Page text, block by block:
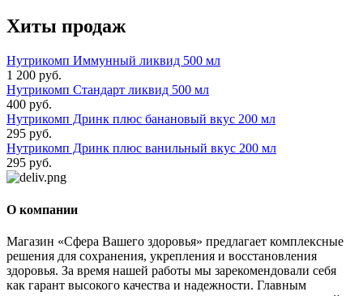
Хиты продаж
Нутрикомп Иммунный ликвид 500 мл
1 200 руб.
Нутрикомп Стандарт ликвид 500 мл
400 руб.
Нутрикомп Дринк плюс банановый вкус 200 мл
295 руб.
Нутрикомп Дринк плюс ванильный вкус 200 мл
295 руб.
О компании
Магазин «Сфера Вашего здоровья» предлагает комплексные
решения для сохранения, укрепления и восстановления
здоровья. За время нашей работы мы зарекомендовали себя
как гарант высокого качества и надежности. Главным